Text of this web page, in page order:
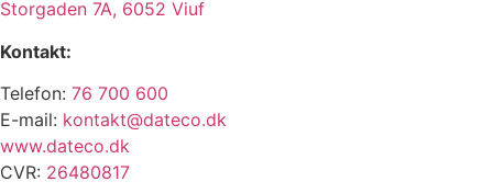
Storgaden 7A, 6052 Viuf
Kontakt:
Telefon: 76 700 600
E-mail: kontakt@dateco.dk
www.dateco.dk
CVR: 26480817